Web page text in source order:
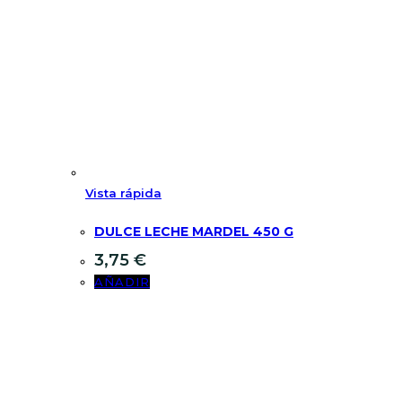
Vista rápida
DULCE LECHE MARDEL 450 G
3,75 €
AÑADIR